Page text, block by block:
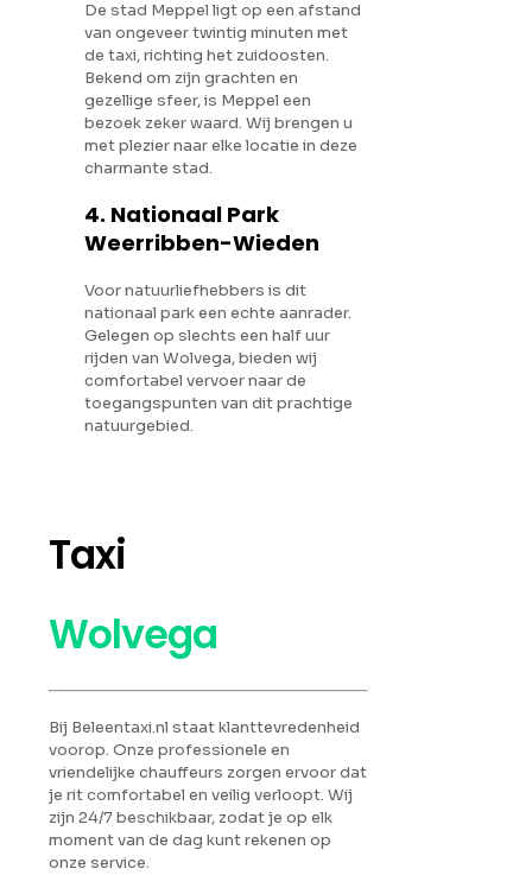
De stad Meppel ligt op een afstand
van ongeveer twintig minuten met
de taxi, richting het zuidoosten.
Bekend om zijn grachten en
gezellige sfeer, is Meppel een
bezoek zeker waard. Wij brengen u
met plezier naar elke locatie in deze
charmante stad.
4. Nationaal Park
Weerribben-Wieden
Voor natuurliefhebbers is dit
nationaal park een echte aanrader.
Gelegen op slechts een half uur
rijden van Wolvega, bieden wij
comfortabel vervoer naar de
toegangspunten van dit prachtige
natuurgebied.
Taxi
Wolvega
Bij Beleentaxi.nl staat klanttevredenheid
voorop. Onze professionele en
vriendelijke chauffeurs zorgen ervoor dat
je rit comfortabel en veilig verloopt. Wij
zijn 24/7 beschikbaar, zodat je op elk
moment van de dag kunt rekenen op
onze service.